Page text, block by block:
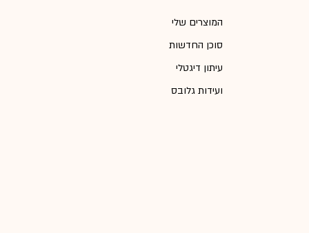
המוצרים שלי
סוכן החדשות
עיתון דיגטלי
ועידות גלובס